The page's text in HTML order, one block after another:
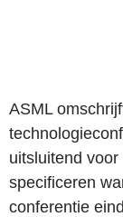
ASML
uitsluitend
specificeren
conferentie